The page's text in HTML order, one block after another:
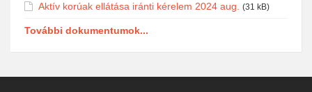
Aktív korúak ellátása iránti kérelem 2024 aug. (31 kB)
További dokumentumok...